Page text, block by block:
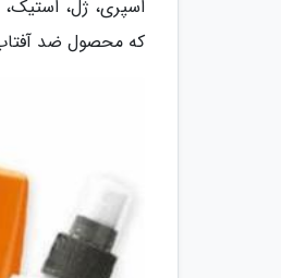
اسپری، ژل،
که محصول ضد آفتاب